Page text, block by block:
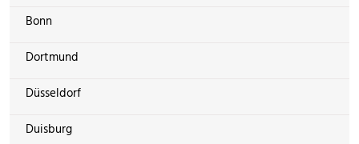
Bonn
Dortmund
Düsseldorf
Duisburg